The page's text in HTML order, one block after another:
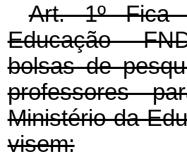
Art. 1º Fica
Educação -
bolsas de
professores
Ministério da
visem: